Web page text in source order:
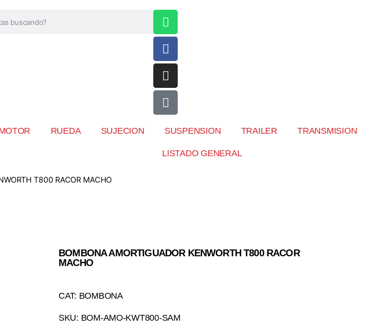
RUEDA SUJECION SUSPENSION TRAILER TRANSMISION
LISTADO GENERAL
T800 RACOR MACHO
BOMBONA AMORTIGUADOR KENWORTH T800 RACOR
MACHO
CAT: BOMBONA
SKU: BOM-AMO-KWT800-SAM